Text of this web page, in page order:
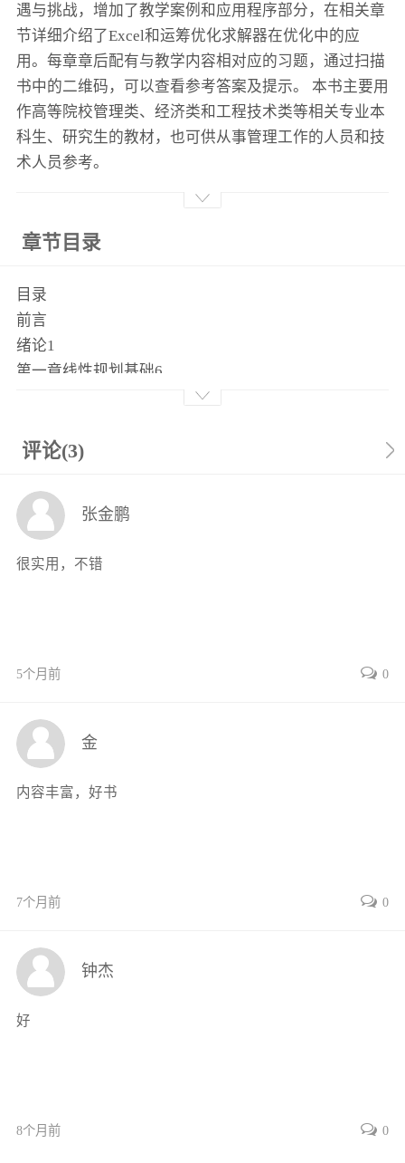
遇与挑战，增加了教学案例和应用程序部分，在相关章
节详细介绍了Excel和运筹优化求解器在优化中的应
用。每章章后配有与教学内容相对应的习题，通过扫描
书中的二维码，可以查看参考答案及提示。 本书主要用
作高等院校管理类、经济类和工程技术类等相关专业本
科生、研究生的教材，也可供从事管理工作的人员和技
术人员参考。
章节目录
目录
前言
绪论1
第一章线性规划基础6
第一节线性规划问题的提出与模型6
第三节线性规划标准型与解的概念10
习题17
习题参考答案及提示19
第一节线性规划求解原理20
第五节用Excel和求解器求解线性规划38
习题参考答案及提示46
第三章线性规划对偶理论与方法47
第二节线性规划对偶问题49
习题61
第四章线性规划灵敏度分析64
第一节目标函数系数的变化64
第三节系数矩阵A的变化67
案例矿石配料问题77
评论(3)
张金鹏
很实用，不错
5个月前 0
金
内容丰富，好书
7个月前 0
钟杰
好
8个月前 0